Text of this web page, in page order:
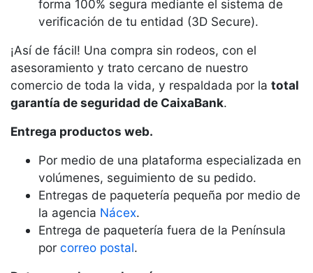
forma 100% segura mediante el sistema de
verificación de tu entidad (3D Secure).
¡Así de fácil! Una compra sin rodeos, con el
asesoramiento y trato cercano de nuestro
comercio de toda la vida, y respaldada por la total
garantía de seguridad de CaixaBank.
Entrega productos web.
Por medio de una plataforma especializada en
volúmenes, seguimiento de su pedido.
Entregas de paquetería pequeña por medio de
la agencia Nácex.
Entrega de paquetería fuera de la Península
por correo postal.